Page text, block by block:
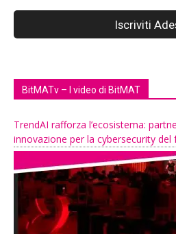
BitMATv – I video di BitMAT
TrendAI rafforza l’ecosistema:
innovazione per la cybersecurity del